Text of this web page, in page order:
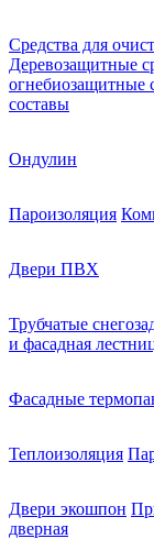
Средства для
Деревозащитные
огнебиозащитные
составы
Ондулин
Пароизоляция
Двери ПВХ
Трубчатые
и фасадная
Фасадные
Теплоизоляция
Двери экошпон
дверная